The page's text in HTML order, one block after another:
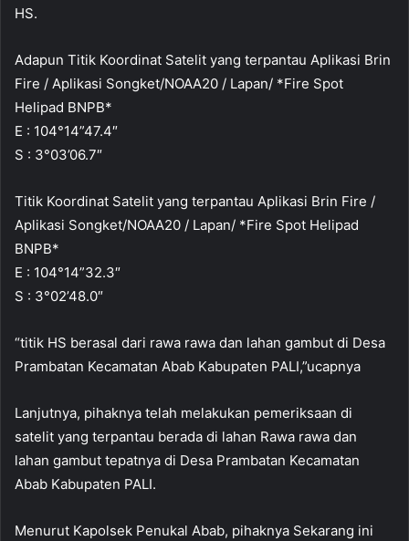
HS.
Adapun Titik Koordinat Satelit yang terpantau Aplikasi Brin
Fire / Aplikasi Songket/NOAA20 / Lapan/ *Fire Spot
Helipad BNPB*
E : 104°14”47.4″
S : 3°03’06.7″
Titik Koordinat Satelit yang terpantau Aplikasi Brin Fire /
Aplikasi Songket/NOAA20 / Lapan/ *Fire Spot Helipad
BNPB*
E : 104°14”32.3″
S : 3°02’48.0″
“titik HS berasal dari rawa rawa dan lahan gambut di Desa
Prambatan Kecamatan Abab Kabupaten PALI,”ucapnya
Lanjutnya, pihaknya telah melakukan pemeriksaan di
satelit yang terpantau berada di lahan Rawa rawa dan
lahan gambut tepatnya di Desa Prambatan Kecamatan
Abab Kabupaten PALI.
Menurut Kapolsek Penukal Abab, pihaknya Sekarang ini